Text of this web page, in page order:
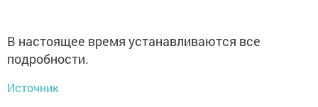
В настоящее время устанавливаются все
подробности.
Источник